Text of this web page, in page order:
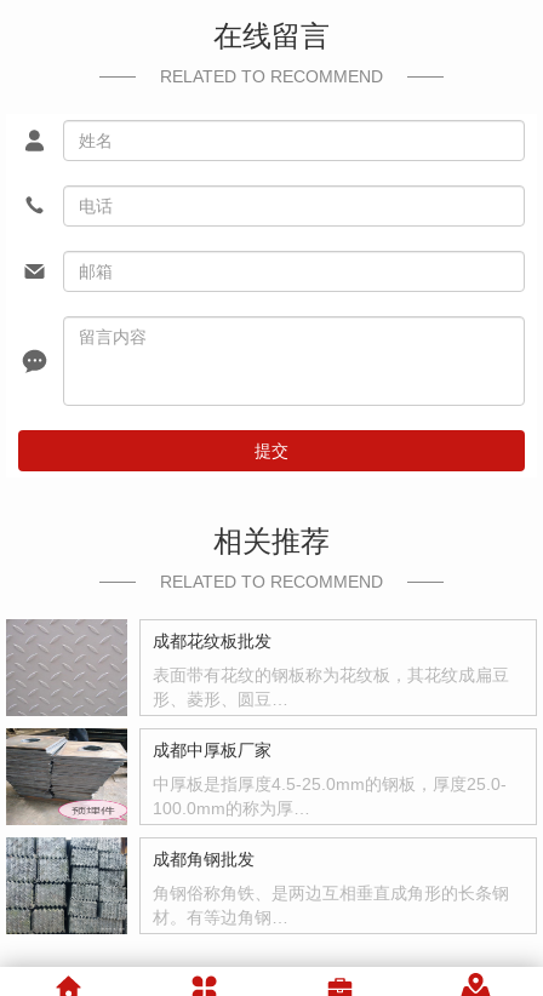
在线留言
RELATED TO RECOMMEND
提交
相关推荐
RELATED TO RECOMMEND
成都花纹板批发
表面带有花纹的钢板称为花纹板，其花纹成扁豆
形、菱形、圆豆…
成都中厚板厂家
中厚板是指厚度4.5-25.0mm的钢板，厚度25.0-
100.0mm的称为厚…
成都角钢批发
角钢俗称角铁、是两边互相垂直成角形的长条钢
材。有等边角钢…